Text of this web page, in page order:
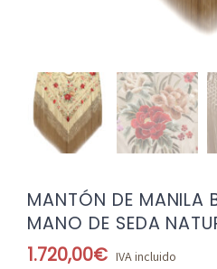
MANTÓN DE MANILA
MANO DE SEDA
1.720,00€ IVA incluido